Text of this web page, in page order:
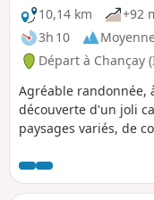
10,14 km
+92
3h 10
Départ à Chançay
Agréable randonnée,
découverte d'un joli
paysages variés, de
traversée de la plaine
Quelques châteaux